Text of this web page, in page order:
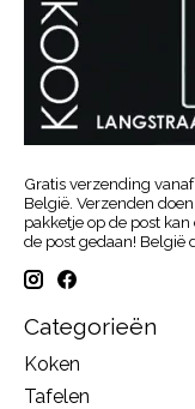
Gratis verzending
België. Verzenden
pakketje op de post
de post gedaan! België
Categorieën
Koken
Tafelen